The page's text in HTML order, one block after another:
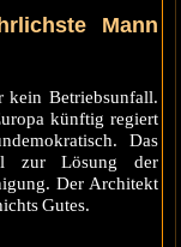
Mann
kein Betriebsunfall.
künftig regiert
Das
zur Lösung der
Der Architekt
Gutes.